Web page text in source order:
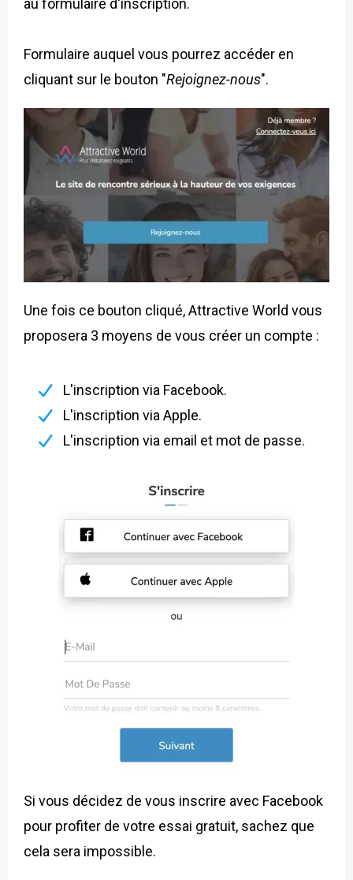
au formulaire d'inscription.
Formulaire auquel vous pourrez accéder en
cliquant sur le bouton "Rejoignez-nous".
Une fois ce bouton cliqué, Attractive World vous
proposera 3 moyens de vous créer un compte :
L'inscription via Facebook.
L'inscription via Apple.
L'inscription via email et mot de passe.
Si vous décidez de vous inscrire avec Facebook
pour profiter de votre essai gratuit, sachez que
cela sera impossible.